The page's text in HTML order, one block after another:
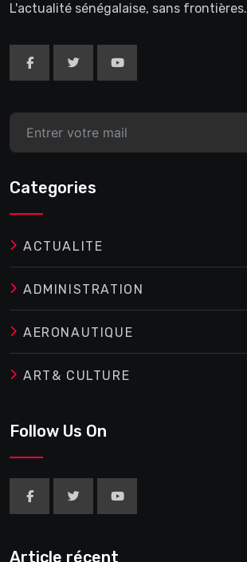
L'actualité sénégalaise, sans frontières.
Categories
ACTUALITE
ADMINISTRATION
AERONAUTIQUE
ART& CULTURE
Follow Us On
Article récent